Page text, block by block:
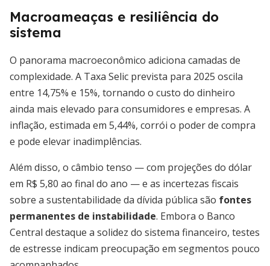
Macroameaças e resiliência do
sistema
O panorama macroeconômico adiciona camadas de
complexidade. A Taxa Selic prevista para 2025 oscila
entre 14,75% e 15%, tornando o custo do dinheiro
ainda mais elevado para consumidores e empresas. A
inflação, estimada em 5,44%, corrói o poder de compra
e pode elevar inadimplências.
Além disso, o câmbio tenso — com projeções do dólar
em R$ 5,80 ao final do ano — e as incertezas fiscais
sobre a sustentabilidade da dívida pública são fontes
permanentes de instabilidade. Embora o Banco
Central destaque a solidez do sistema financeiro, testes
de estresse indicam preocupação em segmentos pouco